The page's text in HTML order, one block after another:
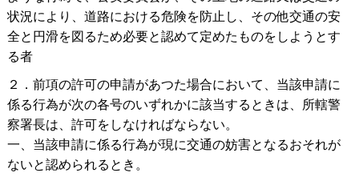
状況により、道路における危険を防止し、その他交通の安
全と円滑を図るため必要と認めて定めたものをしようとす
る者
２．前項の許可の申請があつた場合において、当該申請に
係る行為が次の各号のいずれかに該当するときは、所轄警
察署長は、許可をしなければならない。
一、当該申請に係る行為が現に交通の妨害となるおそれが
ないと認められるとき。